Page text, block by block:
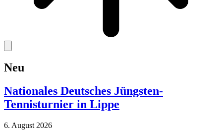
Neu
Nationales Deutsches Jüngsten-
Tennisturnier in Lippe
6. August 2026